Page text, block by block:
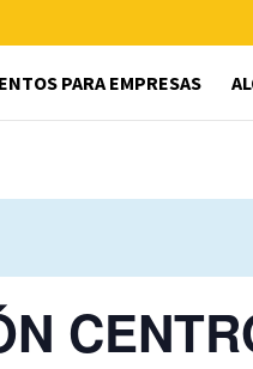
PARA EMPRESAS